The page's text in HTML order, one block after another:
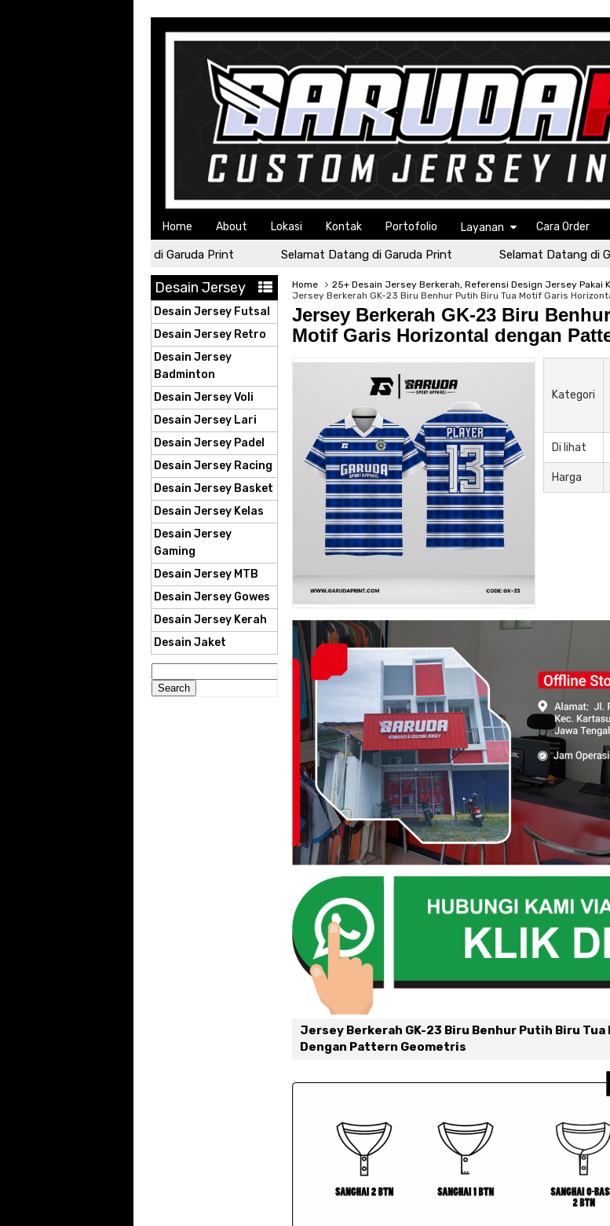
Home About Lokasi Kontak Portofolio Layanan Cara Order
Selamat Datang di Garuda Print Selamat Datang di Garuda Print Selamat Datang di
Home
25+ Desain Jersey Berkerah, Referensi Design Jersey Pakai
Jersey Berkerah GK-23 Biru Benhur Putih Biru Tua Motif Garis
Jersey Berkerah GK-23 Biru
Motif Garis Horizontal dengan
Kategori
Di lihat
Harga
Jersey Berkerah GK-23 Biru Benhur Putih Biru
Dengan Pattern Geometris
Desain Jersey
Desain Jersey Futsal
Desain Jersey Retro
Desain Jersey
Badminton
Desain Jersey Voli
Desain Jersey Lari
Desain Jersey Padel
Desain Jersey Racing
Desain Jersey Basket
Desain Jersey Kelas
Desain Jersey
Gaming
Desain Jersey MTB
Desain Jersey Gowes
Desain Jersey Kerah
Desain Jaket
for: